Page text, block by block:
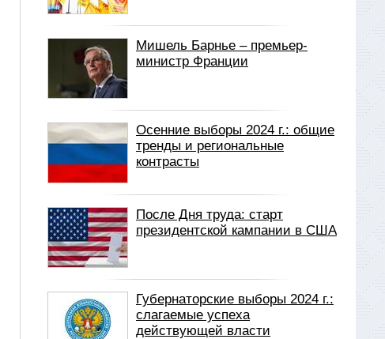
Мишель Барнье – премьер-
министр Франции
Осенние выборы 2024 г.: общие
тренды и региональные
контрасты
После Дня труда: старт
президентской кампании в США
Губернаторские выборы 2024 г.:
слагаемые успеха
действующей власти